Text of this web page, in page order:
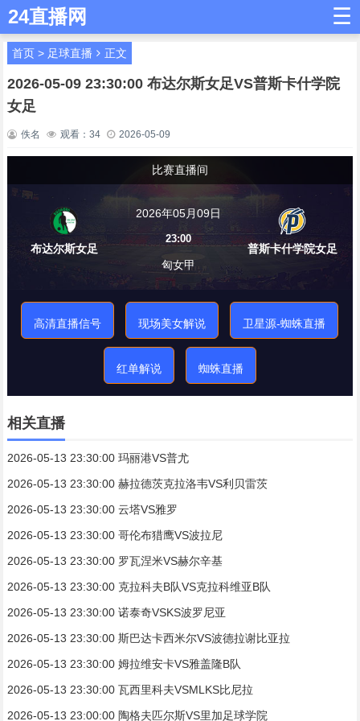
24直播网 ☰
首页> 足球直播 正文
2026-05-09 23:30:00 布达尔斯女足VS普斯卡什学院
女足
佚名 观看： 34 2026-05-09
比赛直播间
布达尔斯女足
2026年05月09日
23:00
匈女甲
普斯卡什学院女足
高清直播信号 现场美女解说 卫星源-蜘蛛直播
红单解说 蜘蛛直播
相关直播
2026-05-13 23:30:00 玛丽港VS普尤
2026-05-13 23:30:00 赫拉德茨克拉洛韦VS利贝雷茨
2026-05-13 23:30:00 云塔VS雅罗
2026-05-13 23:30:00 哥伦布猎鹰VS波拉尼
2026-05-13 23:30:00 罗瓦涅米VS赫尔辛基
2026-05-13 23:30:00 克拉科夫B队VS克拉科维亚B队
2026-05-13 23:30:00 诺泰奇VSKS波罗尼亚
2026-05-13 23:30:00 斯巴达卡西米尔VS波德拉谢比亚拉
2026-05-13 23:30:00 姆拉维安卡VS雅盖隆B队
2026-05-13 23:30:00 瓦西里科夫VSMLKS比尼拉
2026-05-13 23:00:00 陶格夫匹尔斯VS里加足球学院